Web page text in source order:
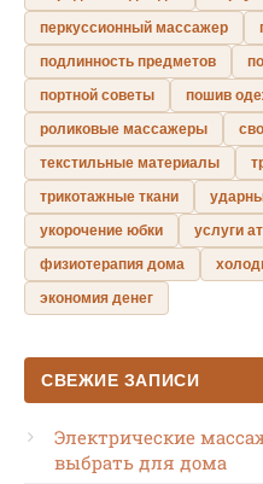
перкуссионный массажер
подлинность предметов
портной советы
пошив
роликовые массажеры
текстильные материалы
трикотажные ткани
укорочение юбки
услуги
физиотерапия дома
экономия денег
СВЕЖИЕ ЗАПИСИ
Электрические
выбрать для дома